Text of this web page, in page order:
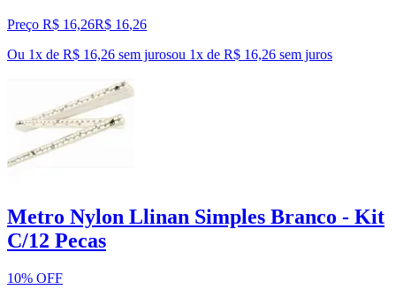
Preço R$ 16,26R$ 16,26
Ou 1x de R$ 16,26 sem jurosou 1x de R$ 16,26 sem juros
Metro Nylon Llinan Simples Branco - Kit
C/12 Pecas
10% OFF